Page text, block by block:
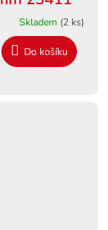
Skladem (2 ks)
Do košíku